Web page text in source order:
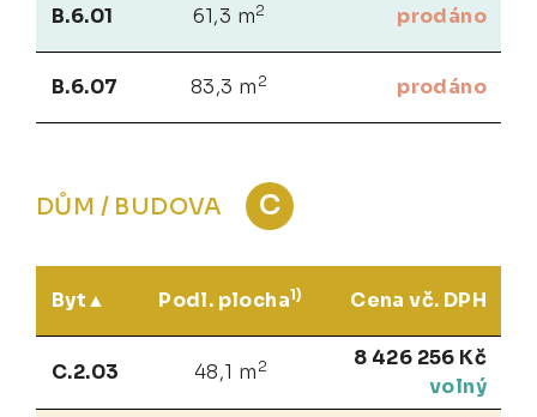
B.6.01 61,3 m2 prodáno
B.6.07 83,3 m 2 prodáno
DŮM / BUDOVA C
Byt Podl. plocha1) Cena vč. DPH
C.2.03 48,1 m 2
8 426 256 Kč
volný